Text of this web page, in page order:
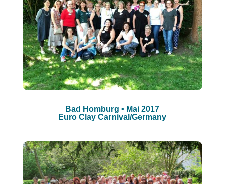
Bad Homburg • Mai 2017
Euro Clay Carnival/Germany